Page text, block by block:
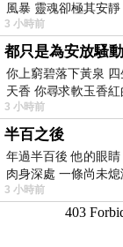
風暴 靈魂卻極其安
3 小時前
都只是為安放騷
你上窮碧落下黃泉
天香 你尋求軟玉香
3 小時前
半百之後
年過半百後 他的眼
肉身深處 一條尚未
3 小時前